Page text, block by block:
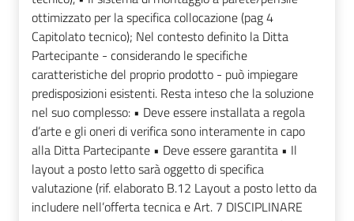
ottimizzato per la specifica collocazione (pag 4
Capitolato tecnico); Nel contesto definito la Ditta
Partecipante - considerando le specifiche
caratteristiche del proprio prodotto - può impiegare
predisposizioni esistenti. Resta inteso che la soluzione
nel suo complesso: • Deve essere installata a regola
d’arte e gli oneri di verifica sono interamente in capo
alla Ditta Partecipante • Deve essere garantita • Il
layout a posto letto sarà oggetto di specifica
valutazione (rif. elaborato B.12 Layout a posto letto da
includere nell’offerta tecnica e Art. 7 DISCIPLINARE